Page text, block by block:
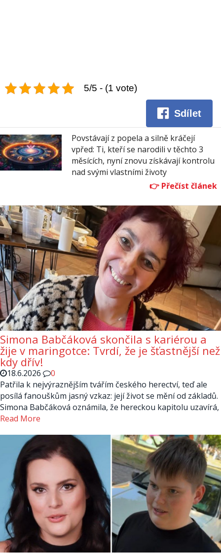
5/5 - (1 vote)
Sdílet
Povstávají z popela a silně kráčejí
vpřed: Ti, kteří se narodili v těchto 3
měsících, nyní znovu získávají kontrolu
nad svými vlastními životy
Simona Babčáková skončila s kariérou a
žije v maringotce: Tvrdí, že je šťastnější než
kdy dřív!
18.6.2026
0
Patřila k nejvýraznějším tvářím českého herectví, teď ale
posílá fanouškům jasný vzkaz: její život se mění od základů.
Simona Babčáková oznámila, že hereckou kapitolu uzavírá,
Read More